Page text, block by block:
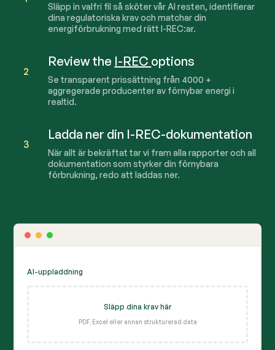
AI-uppladdning
Släpp dina krav här
PDF, Excel eller annan strukturerad data
Släpp in valfri fil så sköter vår AI resten, identifierar
dina regulatoriska krav och matchar din
energiförbrukning med rätt I-REC:ar.
2
Review the I-REC options
Se transparent prissättning från 4000 +
aggregerade producenter av förnybar energi i
realtid.
3
Ladda ner din I-REC-dokumentation
När allt är bekräftat tar vi fram alla rapporter och all
dokumentation som styrker din förnybara
förbrukning, redo att laddas ner.